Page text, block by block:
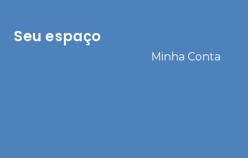
Seu espaço
Minha Conta